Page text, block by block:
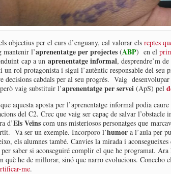
objectius per el curs d’enguany, cal valorar els reptes
l’aprenentatge per projectes (ABP) en el
cap a un aprenentatge informal, desprendre’m
un rol protagonista i sigui l’autèntic responsable del seu
decisions cabdals per al seu progrés. Vaig
vaig substituir l’aprenentatge per servei (ApS) pel
aquesta aposta per l’aprenentatge informal podia
del C2. Crec que vaig ser capaç de salvar l’obstacle
d’Els Veïns com uns misteriosos personatges que
Va ser un exemple. Incorporo l’humor a l’aula per
els alumnes també. Canvies la mirada i
saber si aconseguiré complir el que he programat.
què he de millorar, sinó que narro evolucions. Concebo
me.